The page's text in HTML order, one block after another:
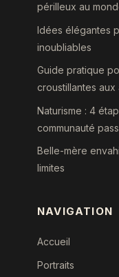
périlleux au
Idées élégantes
inoubliables
Guide pratique
croustillantes aux
Naturisme : 4
communauté
Belle-mère
limites
NAVIGATION
Accueil
Portraits